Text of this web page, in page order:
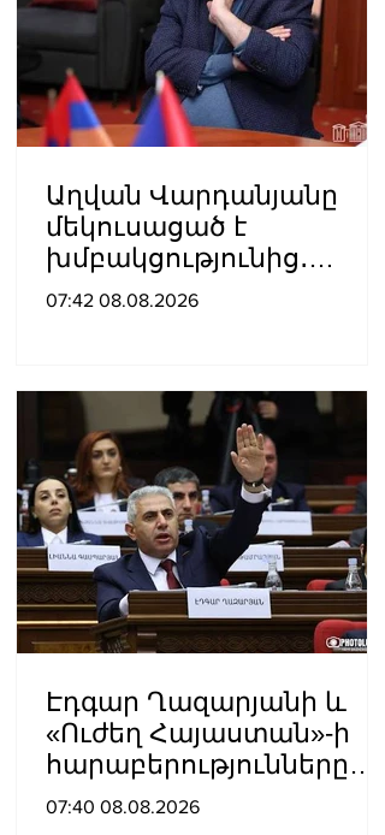
Աղվան Վարդանյանը
մեկուսացած է
խմբակցությունից․
«Ժողովուրդ»
07:42 08.08.2026
Էդգար Ղազարյանի և
«Ուժեղ Հայաստան»-ի
հարաբերությունները
լարվել են․ «Ժողովուրդ»
07:40 08.08.2026